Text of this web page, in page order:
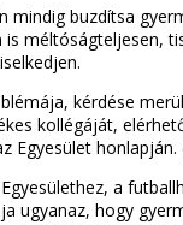
mindig buzdítsa
is méltóságteljesen,
kérdése
kollégáját,
Egyesület honlapján.
a
ugyanaz, hogy